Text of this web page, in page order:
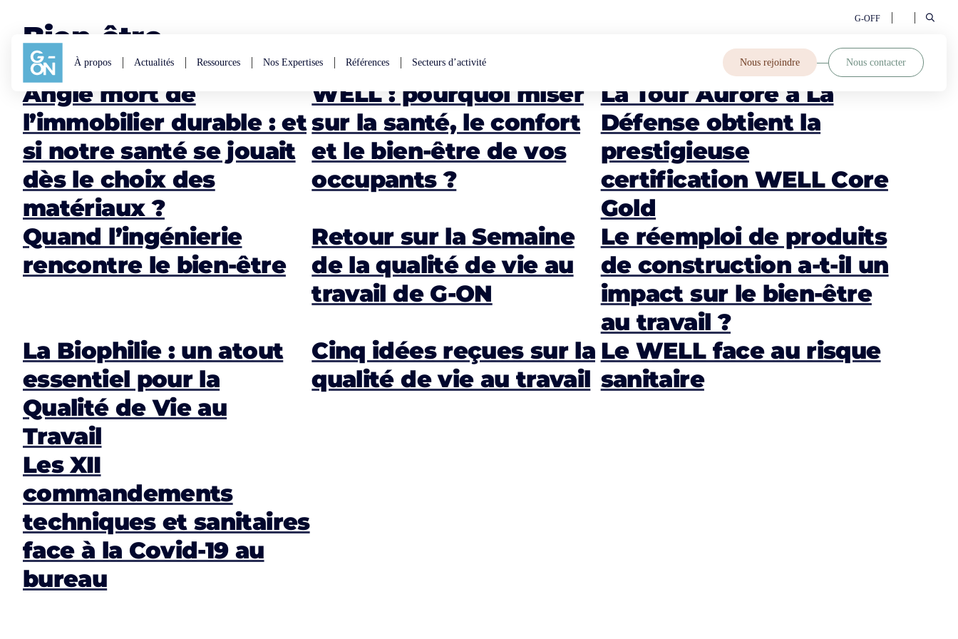
À propos Actualités Ressources Nos Expertises Références Secteurs d’activité Nous rejoindre Nous contacter
G-OFF
Bien-être
Angle mort de
l’immobilier durable : et
si notre santé se jouait
dès le choix des
matériaux ?
WELL : pourquoi miser
sur la santé, le confort
et le bien-être de vos
occupants ?
La Tour Aurore à La
Défense obtient la
prestigieuse
certification WELL Core
Gold
Quand l’ingénierie
rencontre le bien-être
Retour sur la Semaine
de la qualité de vie au
travail de G-ON
Le réemploi de produits
de construction a-t-il un
impact sur le bien-être
au travail ?
La Biophilie : un atout
essentiel pour la
Qualité de Vie au
Travail
Cinq idées reçues sur la
qualité de vie au travail
Le WELL face au risque
sanitaire
Les XII
commandements
techniques et sanitaires
face à la Covid-19 au
bureau